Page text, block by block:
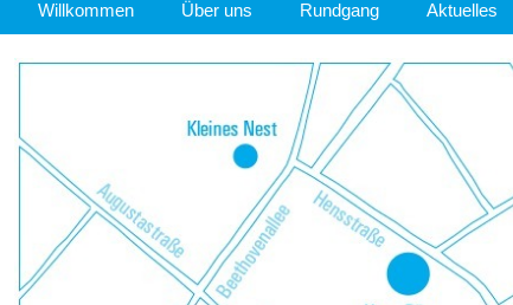
Willkommen Über uns Rundgang Aktuelles